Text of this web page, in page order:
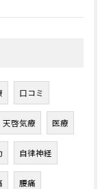
口コミ
天啓気療 医療
自律神経
腰痛